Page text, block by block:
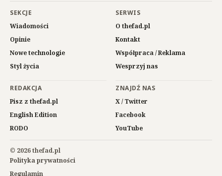
SEKCJE
Wiadomości
Opinie
Nowe technologie
Styl życia
SERWIS
O thefad.pl
Kontakt
Współpraca / Reklama
Wesprzyj nas
REDAKCJA
Pisz z thefad.pl
English Edition
RODO
ZNAJDŹ NAS
X / Twitter
Facebook
YouTube
© 2026 thefad.pl
Polityka prywatności
Regulamin